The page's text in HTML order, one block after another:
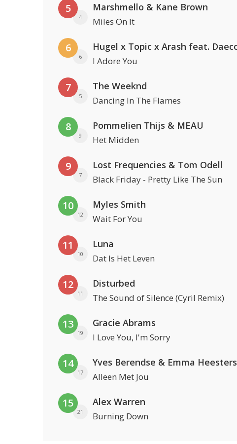
5
4
Marshmello & Kane Brown
Miles On It
6
6 I Adore You
7
5
The Weeknd
Dancing In The Flames
8
9
Pommelien Thijs & MEAU
Het Midden
9
7
Lost Frequencies & Tom Odell
Black Friday - Pretty Like The Sun
10
12
Myles Smith
Wait For You
11
10
Luna
Dat Is Het Leven
12
11
Disturbed
The Sound of Silence (Cyril Remix)
13
19
Gracie Abrams
I Love You, I'm Sorry
14
17
Yves Berendse & Emma Heesters
Alleen Met Jou
15
21
Alex Warren
Burning Down